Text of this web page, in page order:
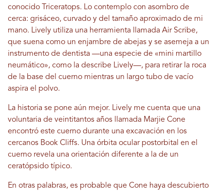
conocido Triceratops. Lo contemplo con asombro de
cerca: grisáceo, curvado y del tamaño aproximado de mi
mano. Lively utiliza una herramienta llamada Air Scribe,
que suena como un enjambre de abejas y se asemeja a un
instrumento de dentista —una especie de «mini martillo
neumático», como la describe Lively—, para retirar la roca
de la base del cuerno mientras un largo tubo de vacío
aspira el polvo.
La historia se pone aún mejor. Lively me cuenta que una
voluntaria de veintitantos años llamada Marjie Cone
encontró este cuerno durante una excavación en los
cercanos Book Cliffs. Una órbita ocular postorbital en el
cuerno revela una orientación diferente a la de un
ceratópsido típico.
En otras palabras, es probable que Cone haya descubierto